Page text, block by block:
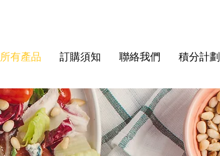
所有產品 訂購須知 聯絡我們 積分計劃